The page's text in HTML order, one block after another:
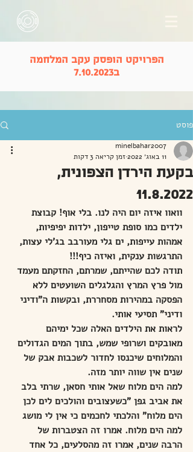
הפרויקט הופסק עקב המלחמה
ב7.10.2023
פוסט
בקעת הירדן הצפונית,
11.8.2022
minelbahar2007
11 באוג׳ 2022
זמן קריאה 3 דקות
וואוו איזה יום היה לנו. בלי אוף! קבוצת
ילדים כמו סופת טייפון, ילדות יפיפיות,
אמהות עייפות, ים גלי מעורבב בג'לי עצות,
התרגשות ענקית, ואיזה כיף!!!
תודה לכם שהייתם, שמרתם, החזקתם מעמד
מול פרץ המרץ והגלגלים השועטים ללא
הפסקה במהירות מסחררת, ובקשות ה"ודיני
ודיני" תסיעי אותי.
לראות את הילדים האלה שכל ימיהם
מאובקים ושרופי שמש, בתוך המים הגדולים
והמלוחים שיכנסו לחדור לשכבות אבק של
שנים אין שווה יותר מזה.
למה הים מלוח שאל אותי חסאן, שרתי בלב
את אביב גפן "כשעצובים והולכים לים לכן
הים מלוח" והלכתי לחכמים כי אין לי מושג
למה הים מלוח. אמרו זה הצטברות של
הרבה שנים, אמרו זה מהסלעים, כל אחד